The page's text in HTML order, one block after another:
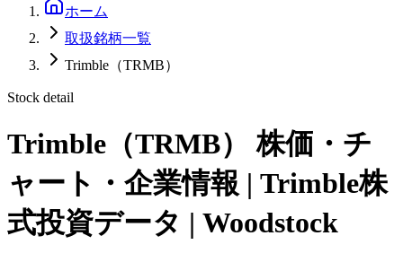
ホーム
取扱銘柄一覧
Trimble（TRMB）
Stock detail
Trimble（TRMB）
株価・チ
ャート・企業情報 | Trimble株
式投資データ | Woodstock